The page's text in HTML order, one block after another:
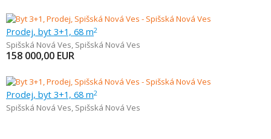
Prodej, byt 3+1, 68 m2
Spišská Nová Ves, Spišská Nová Ves
158 000,00 EUR
Prodej, byt 3+1, 68 m2
Spišská Nová Ves, Spišská Nová Ves